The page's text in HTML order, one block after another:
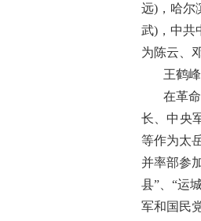
远)，哈尔
武)，中共
为陈云、
王鹤
在革
长、中央
等作为太
并率部参
县”、“运
军和国民